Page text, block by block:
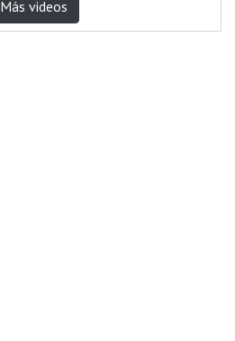
Más videos